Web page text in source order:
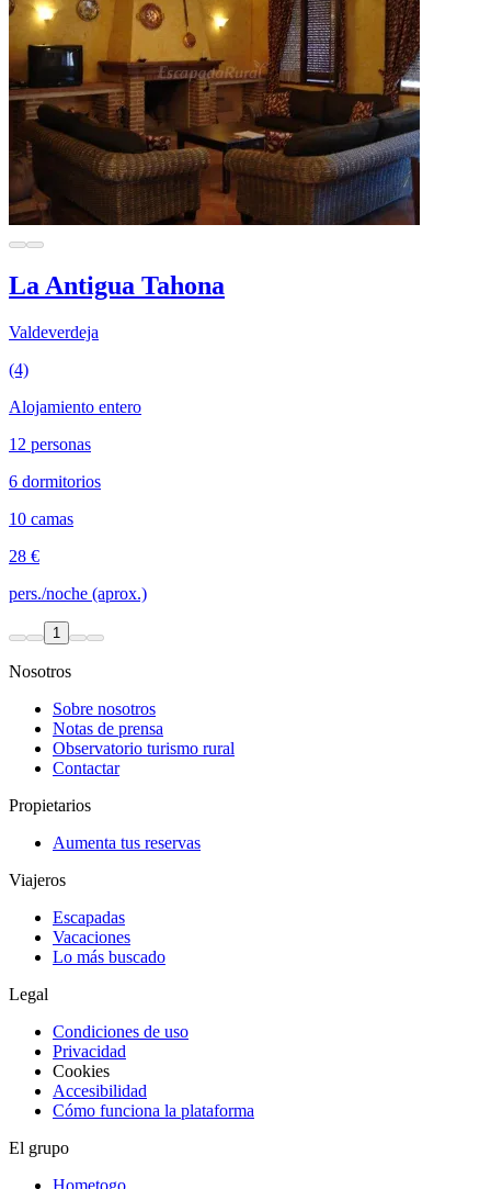
La Antigua Tahona
Valdeverdeja
(4)
Alojamiento entero
12 personas
6 dormitorios
10 camas
28 €
pers./noche (aprox.)
1
Nosotros
Sobre nosotros
Notas de prensa
Observatorio turismo rural
Contactar
Propietarios
Aumenta tus reservas
Viajeros
Escapadas
Vacaciones
Lo más buscado
Legal
Condiciones de uso
Privacidad
Cookies
Accesibilidad
Cómo funciona la plataforma
El grupo